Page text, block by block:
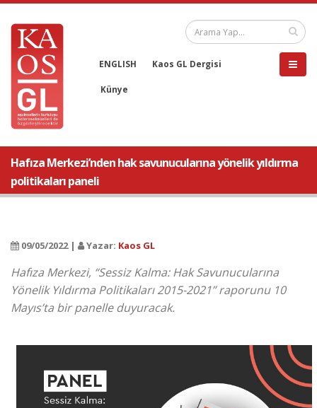
ENGLISH Kaos GL Dergisi
Künye
Hafıza Merkezi’nden hak savunucularına yönelik yıldırma
politikaları paneli
09/05/2022 | Yazar: Kaos GL
Hafıza Merkezi, “Sessiz Kalma: Hak Savunucularına
Yönelik Yıldırma Politikaları 2015-2021” raporunu 10
Mayıs’ta bir panelle duyuracak.